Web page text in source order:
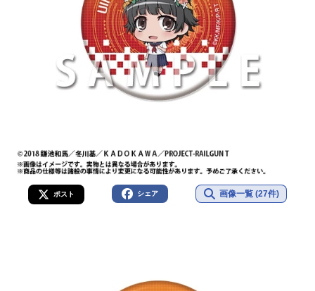
ポスト シェア 画像一覧 (27件)